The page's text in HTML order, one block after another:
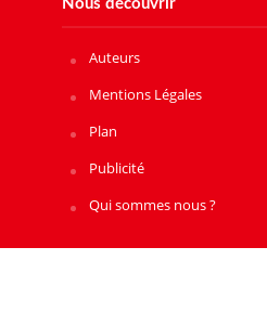
Nous découvrir
Auteurs
Mentions Légales
Plan
Publicité
Qui sommes nous ?